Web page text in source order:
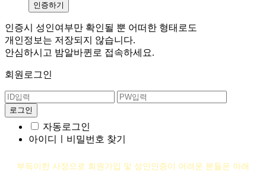
인증하기
인증시 성인여부만 확인될 뿐 어떠한 형태로도
개인정보는 저장되지 않습니다.
안심하시고 밤알바퀸로 접속하세요.
회원로그인
자동로그인
아이디ㅣ비밀번호 찾기
부득이한 사정으로 회원가입 및 성인인증이 어려운 분들은 아래